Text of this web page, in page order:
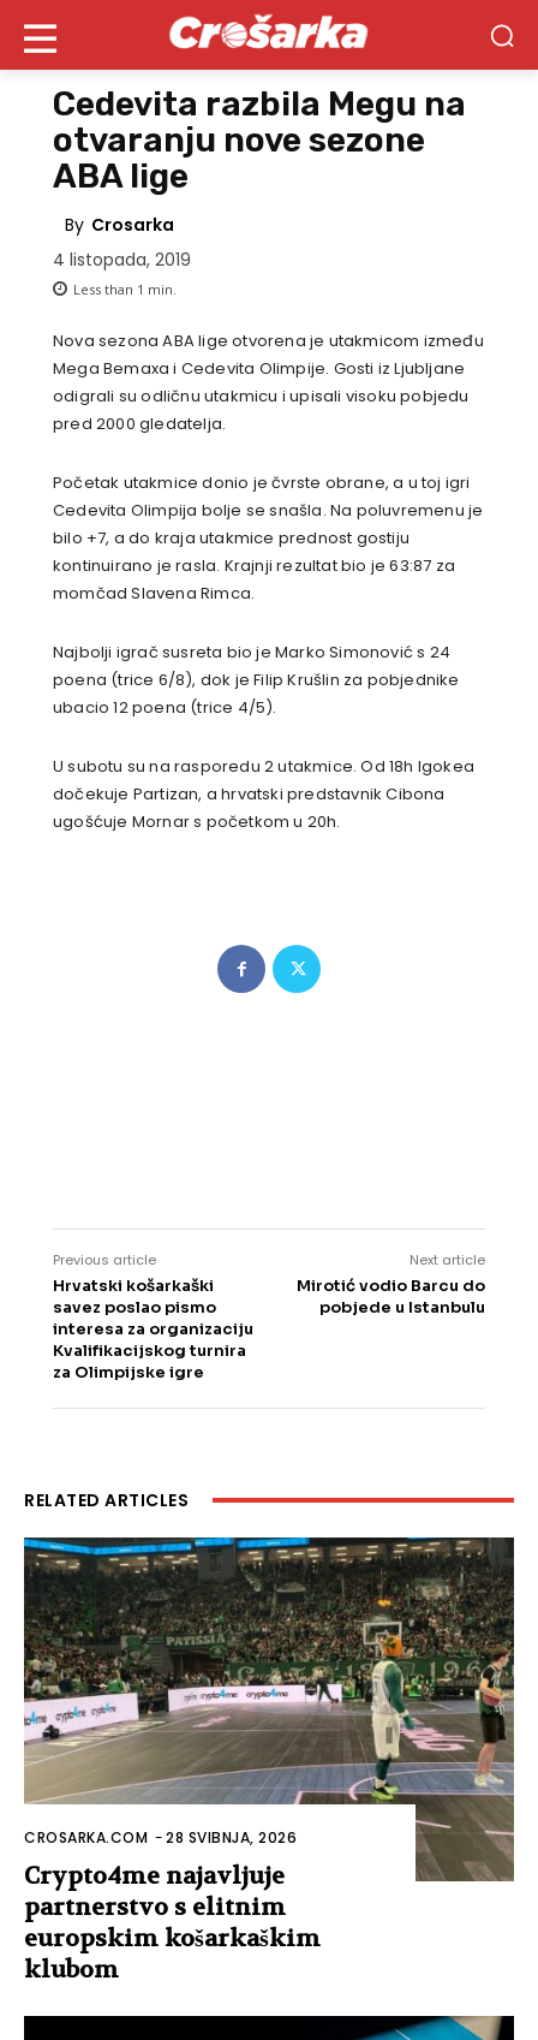
Cedevita razbila Megu na
otvaranju nove sezone
ABA lige
By Crosarka
4 listopada, 2019
Less than 1 min.
Nova sezona ABA lige otvorena je utakmicom između
Mega Bemaxa i Cedevita Olimpije. Gosti iz Ljubljane
odigrali su odličnu utakmicu i upisali visoku pobjedu
pred 2000 gledatelja.
Početak utakmice donio je čvrste obrane, a u toj igri
Cedevita Olimpija bolje se snašla. Na poluvremenu je
bilo +7, a do kraja utakmice prednost gostiju
kontinuirano je rasla. Krajnji rezultat bio je 63:87 za
momčad Slavena Rimca.
Najbolji igrač susreta bio je Marko Simonović s 24
poena (trice 6/8), dok je Filip Krušlin za pobjednike
ubacio 12 poena (trice 4/5).
U subotu su na rasporedu 2 utakmice. Od 18h Igokea
dočekuje Partizan, a hrvatski predstavnik Cibona
ugošćuje Mornar s početkom u 20h.
Previous article
Hrvatski košarkaški
savez poslao pismo
interesa za organizaciju
Kvalifikacijskog turnira
za Olimpijske igre
Next article
Mirotić vodio Barcu do
pobjede u Istanbulu
RELATED ARTICLES
CROSARKA.COM -28 SVIBNJA, 2026
Crypto4me najavljuje
partnerstvo s elitnim
europskim košarkaškim
klubom